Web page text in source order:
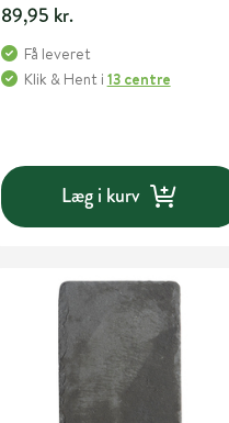
89,95 kr.
Få leveret
Klik & Hent i 13 centre
Læg i kurv